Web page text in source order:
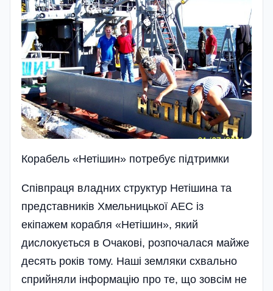
Корабель «Нетішин» потребує підтримки
Співпраця владних структур Нетішина та
представників Хмельницької АЕС із
екіпажем корабля «Нетішин», який
дислокується в Очакові, розпочалася майже
десять років тому. Наші земляки схвально
сприйняли інформацію про те, що зовсім не